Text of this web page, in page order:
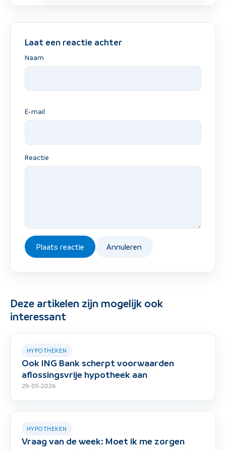
Laat een reactie achter
Naam
E-mail
Reactie
Plaats reactie Annuleren
Deze artikelen zijn mogelijk ook
interessant
HYPOTHEKEN
Ook ING Bank scherpt voorwaarden
aflossingsvrije hypotheek aan
29-05-2026
HYPOTHEKEN
Vraag van de week: Moet ik me zorgen